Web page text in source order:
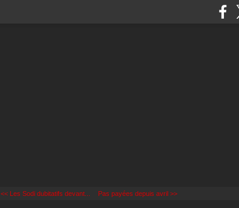
<< Les Sodi dubitatifs devant... Pas payées depuis avril >>